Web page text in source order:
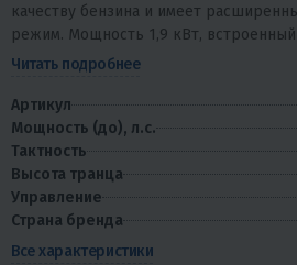
качеству бензина и имеет
режим. Мощность 1,9 кВт,
литра позволяют достигать
Читать подробнее
Артикул
Мощность (до), л.с.
Тактность
Высота транца
Управление
Страна бренда
Все характеристики